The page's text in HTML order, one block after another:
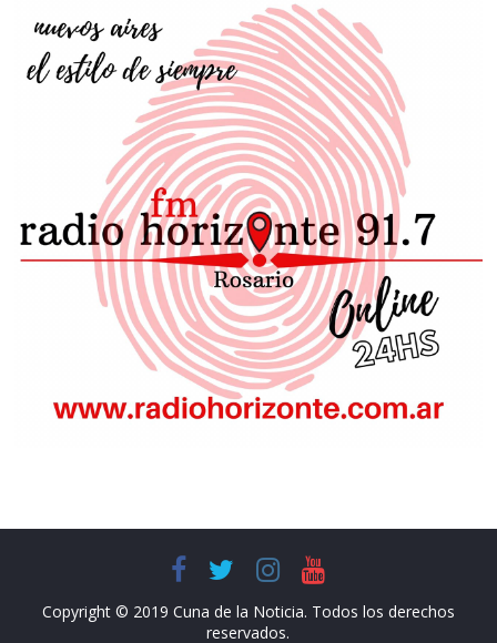
Copyright © 2019 Cuna de la Noticia. Todos los derechos
reservados.